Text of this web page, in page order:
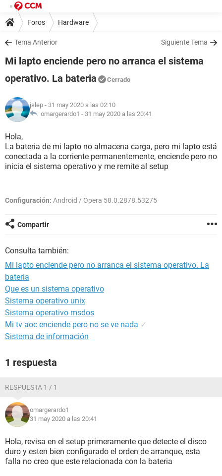
Foros Hardware
Tema Anterior Siguiente Tema
Mi lapto enciende pero no arranca el sistema
operativo. La bateria
Cerrado
jalep - 31 may 2020 a las 02:10
omargerardo1 - 31 may 2020 a las 20:41
Hola,
La bateria de mi lapto no almacena carga, pero mi lapto está
conectada a la corriente permanentemente, enciende pero no
inicia el sistema operativo y me remite al setup
Configuración: Android / Opera 58.0.2878.53275
Compartir
Consulta también:
Mi lapto enciende pero no arranca el sistema operativo. La
bateria
Que es un sistema operativo
Sistema operativo unix
Sistema operativo msdos
Mi tv aoc enciende pero no se ve nada ✓
Sistema de información
1 respuesta
RESPUESTA 1 / 1
omargerardo1
31 may 2020 a las 20:41
Hola, revisa en el setup primeramente que detecte el disco
duro y esten bien configurado el orden de arranque, esta
falla no creo que este relacionada con la bateria